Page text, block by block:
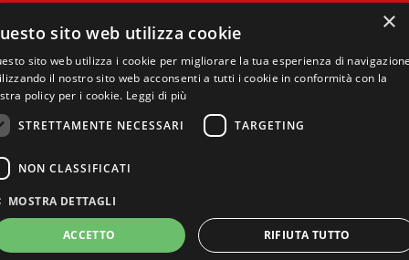
#autunnocaldo- una nuova
stagione di diritti e solidarietà.
#autunnocaldo è un progetto di CGIL Lombardia, Archivio
provengono dal Fondo Silvestre Loconsolo, ©Archivio del
Lavoro.
×
sito web utilizza cookie
sito web utilizza i cookie per migliorare la tua esperienza di
il nostro sito web acconsenti a tutti i cookie in conformità con la
policy per i cookie. Leggi di più
STRETTAMENTE NECESSARI
TARGETING
NON CLASSIFICATI
MOSTRA DETTAGLI
ACCETTO RIFIUTA TUTTO